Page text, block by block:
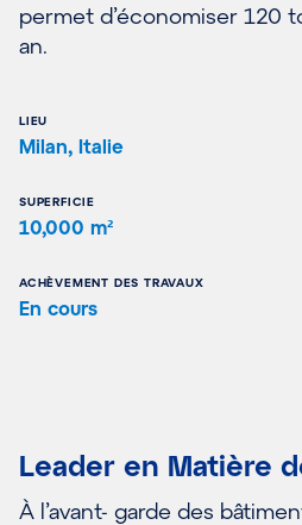
permet d’économiser 120
an.
LIEU
Milan, Italie
SUPERFICIE
10,000 m²
ACHÈVEMENT DES TRAVAUX
En cours
Leader en Matière
À l’avant- garde des